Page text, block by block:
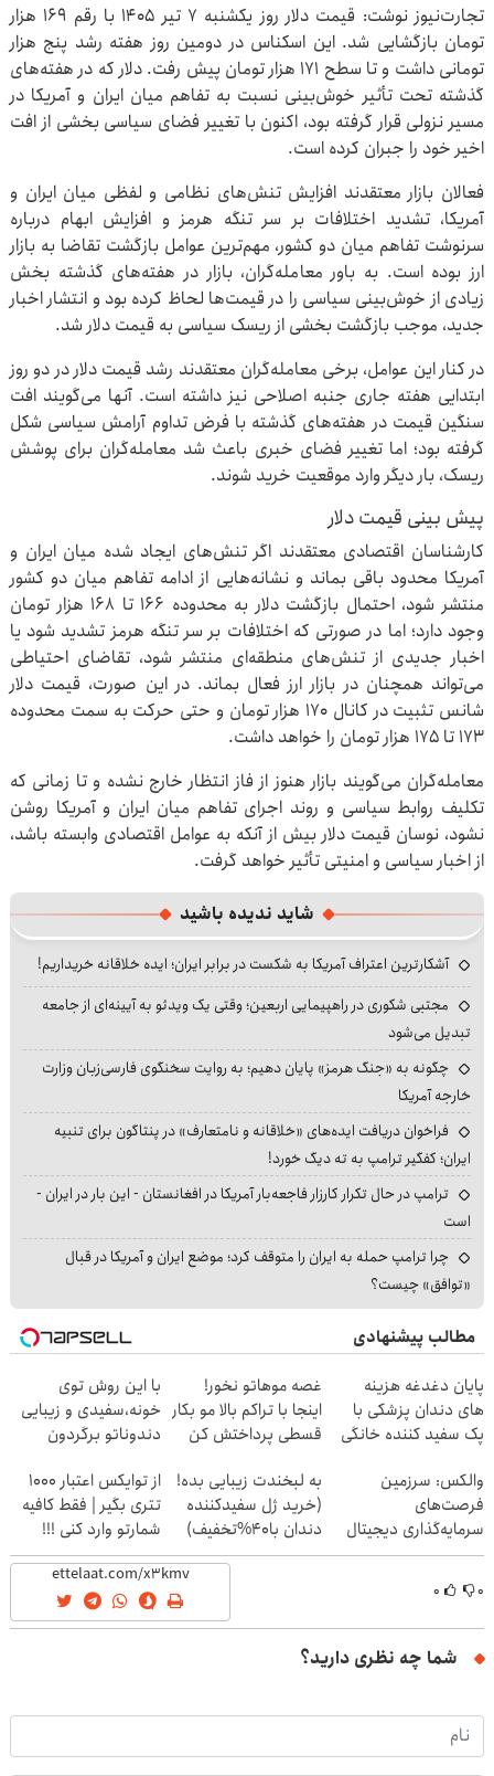
تجارت‌نیوز نوشت: قیمت دلار روز یکشنبه ۷ تیر ۱۴۰۵ با رقم ۱۶۹ هزار
تومان بازگشایی شد. این اسکناس در دومین روز هفته رشد پنج هزار
تومانی داشت و تا سطح ۱۷۱ هزار تومان پیش رفت. دلار که در هفته‌های
گذشته تحت تأثیر خوش‌بینی نسبت به تفاهم میان ایران و آمریکا در
مسیر نزولی قرار گرفته بود، اکنون با تغییر فضای سیاسی بخشی از افت
اخیر خود را جبران کرده است.
فعالان بازار معتقدند افزایش تنش‌های نظامی و لفظی میان ایران و
آمریکا، تشدید اختلافات بر سر تنگه هرمز و افزایش ابهام درباره
سرنوشت تفاهم میان دو کشور، مهم‌ترین عوامل بازگشت تقاضا به بازار
ارز بوده است. به باور معامله‌گران، بازار در هفته‌های گذشته بخش
زیادی از خوش‌بینی سیاسی را در قیمت‌ها لحاظ کرده بود و انتشار اخبار
جدید، موجب بازگشت بخشی از ریسک سیاسی به قیمت دلار شد.
در کنار این عوامل، برخی معامله‌گران معتقدند رشد قیمت دلار در دو روز
ابتدایی هفته جاری جنبه اصلاحی نیز داشته است. آنها می‌گویند افت
سنگین قیمت در هفته‌های گذشته با فرض تداوم آرامش سیاسی شکل
گرفته بود؛ اما تغییر فضای خبری باعث شد معامله‌گران برای پوشش
ریسک، بار دیگر وارد موقعیت خرید شوند.
پیش ‌بینی قیمت دلار
کارشناسان اقتصادی معتقدند اگر تنش‌های ایجاد شده میان ایران و
آمریکا محدود باقی بماند و نشانه‌هایی از ادامه تفاهم میان دو کشور
منتشر شود، احتمال بازگشت دلار به محدوده ۱۶۶ تا ۱۶۸ هزار تومان
وجود دارد؛ اما در صورتی که اختلافات بر سر تنگه هرمز تشدید شود یا
اخبار جدیدی از تنش‌های منطقه‌ای منتشر شود، تقاضای احتیاطی
می‌تواند همچنان در بازار ارز فعال بماند. در این صورت، قیمت دلار
شانس تثبیت در کانال ۱۷۰ هزار تومان و حتی حرکت به سمت محدوده
۱۷۳ تا ۱۷۵ هزار تومان را خواهد داشت.
معامله‌گران می‌گویند بازار هنوز از فاز انتظار خارج نشده و تا زمانی که
تکلیف روابط سیاسی و روند اجرای تفاهم میان ایران و آمریکا روشن
نشود، نوسان قیمت دلار بیش از آنکه به عوامل اقتصادی وابسته باشد،
از اخبار سیاسی و امنیتی تأثیر خواهد گرفت.
شاید ندیده باشید
آشکارترین اعتراف آمریکا به شکست در برابر ایران؛ ایده خلاقانه خریداریم!
مجتبی شکوری در راهپیمایی اربعین؛ وقتی یک ویدئو به آیینه‌ای از جامعه
تبدیل می‌شود
چگونه به «جنگ هرمز» پایان دهیم؛ به روایت سخنگوی فارسی‌زبان وزارت
خارجه آمریکا
فراخوان دریافت ایده‌های «خلاقانه و نامتعارف» در پنتاگون برای تنبیه
ایران؛ کفگیر ترامپ به ته دیگ خورد!
ترامپ در حال تکرار کارزار فاجعه‌بار آمریکا در افغانستان - این بار در ایران -
است
چرا ترامپ حمله به ایران را متوقف کرد؛ موضع ایران و آمریکا در قبال
«توافق» چیست؟
مطالب پیشنهادی
پایان دغدغه هزینه
های دندان پزشکی با
پک سفید کننده خانگی
غصه موهاتو نخور!
اینجا با تراکم بالا مو بکار
قسطی پرداختش کن
با این روش توی
خونه،سفیدی و زیبایی
دندوناتو برگردون
والکس: سرزمین
فرصت‌های
سرمایه‌گذاری دیجیتال
شما
به لبخندت زیبایی بده!
(خرید ژل سفیدکننده
دندان با40%تخفیف)
از توایکس اعتبار ۱۰۰۰
تتری بگیر | فقط کافیه
شمارتو وارد کنی !!!
۰ ۰
شما چه نظری دارید؟